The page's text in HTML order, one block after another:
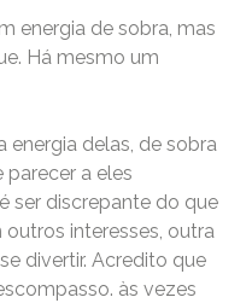
energia de sobra, mas
Há mesmo um
energia delas, de sobra
parecer a eles
ser discrepante do que
interesses, outra
divertir. Acredito que
às vezes